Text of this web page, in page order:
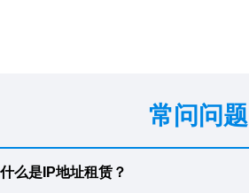
常问问题
什么是IP地址租赁？